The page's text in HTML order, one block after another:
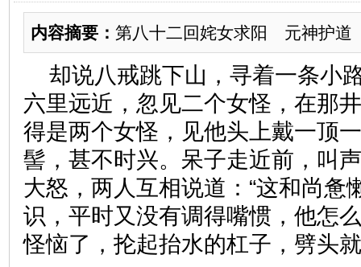
内容摘要： 第八十二回姹女求阳 元神护道
却说八戒跳下山，寻着一条小
六里远近，忽见二个女怪，在那
得是两个女怪，见他头上戴一顶
髻，甚不时兴。呆子走近前，叫
大怒，两人互相说道：“这和尚惫
识，平时又没有调得嘴惯，他怎
怪恼了，抡起抬水的杠子，劈头